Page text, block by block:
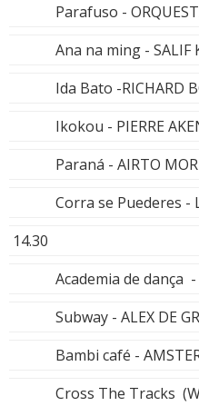
Parafuso -
Ana na ming - SALIF
Ida Bato -RICHARD
Ikokou - PIERRE
Paraná - AIRTO
Corra se Puederes -
14.30
Academia de dança -
Subway - ALEX DE
Bambi café -
Cross The Tracks